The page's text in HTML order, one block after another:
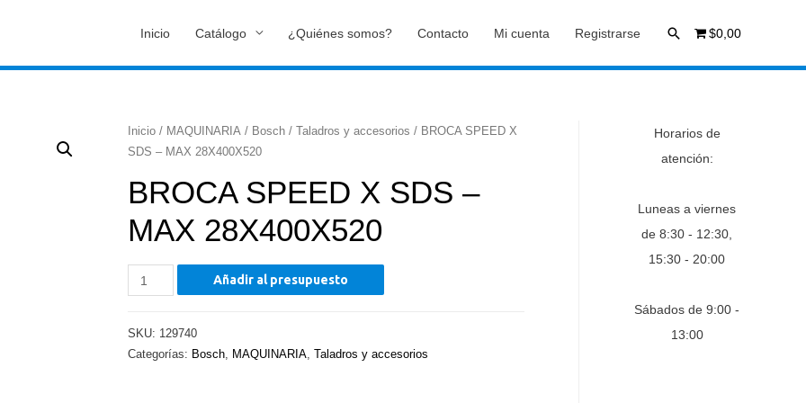
Inicio Catálogo ¿Quiénes somos? Contacto Mi cuenta Registrarse Buscar$0,00
Inicio/ MAQUINARIA/ Bosch/ Taladros y accesorios / BROCA SPEED X
SDS – MAX 28X400X520
BROCA SPEED X SDS –
MAX 28X400X520
BROCA
SPEED
SDS
Añadir al presupuesto
SKU: 129740
Categorías: Bosch, MAQUINARIA, Taladros y accesorios
Horarios de
atención:
Luneas a viernes
de 8:30 - 12:30,
15:30 - 20:00
Sábados de 9:00 -
13:00